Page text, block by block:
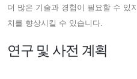
더 많은 기술과 경험이 필요할 수 있
치를 향상시킬 수 있습니다.
연구 및 사전 계획